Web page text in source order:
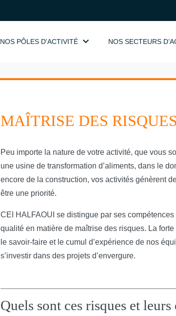
NOS PÔLES D'ACTIVITÉ NOS SECTEURS
MAÎTRISE DES RISQUES
Peu importe la nature de votre activité, que vous
une usine de transformation d’aliments, dans le
encore de la construction, vos activités génèrent
être une priorité.
CEI HALFAOUI se distingue par ses
qualité en matière de maîtrise des risques. La
le savoir-faire et le cumul d’expérience de nos
s’investir dans des projets d’envergure.
Quels sont ces risques et leurs